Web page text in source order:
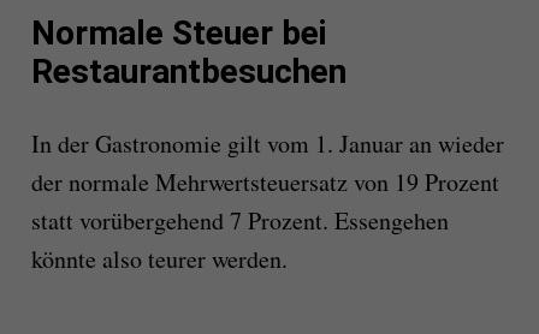
Normale Steuer bei
Restaurantbesuchen
In der Gastronomie gilt vom 1. Januar an wieder
der normale Mehrwertsteuersatz von 19 Prozent
statt vorübergehend 7 Prozent. Essengehen
könnte also teurer werden.